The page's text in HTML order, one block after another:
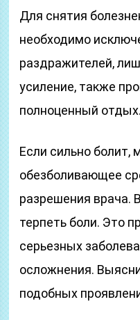
Для снятия
необходимо
раздражителей,
усиление, также
полноценный отдых.
Если сильно болит,
обезболивающее
разрешения врача.
терпеть боли. Это
серьезных
осложнения.
подобных